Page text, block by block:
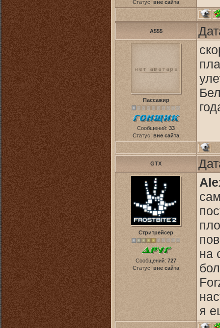
Статус: вне сайта
A555
Пассажир
Сообщений: 33
Статус: вне сайта
GTX
Стритрейсер
Сообщений: 727
Статус: вне сайта
на
я